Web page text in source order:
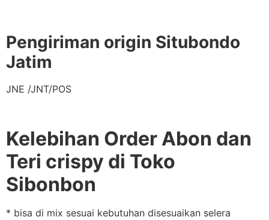
Pengiriman origin Situbondo
Jatim
JNE /JNT/POS
Kelebihan Order Abon dan
Teri crispy di Toko
Sibonbon
* bisa di mix sesuai kebutuhan disesuaikan selera